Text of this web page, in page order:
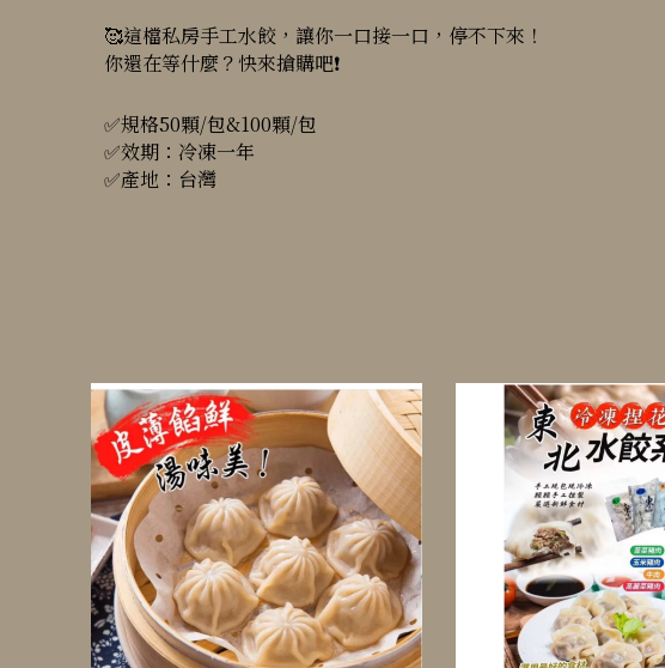
🥰這檔私房手工水餃，讓你一口接一口，停不下來！
你還在等什麼？快來搶購吧❗
✅規格50顆/包&100顆/包
✅效期：冷凍一年
✅產地：台灣